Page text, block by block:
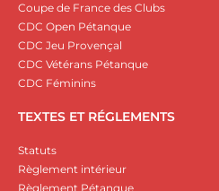
Coupe de France des Clubs
CDC Open Pétanque
CDC Jeu Provençal
CDC Vétérans Pétanque
CDC Féminins
TEXTES ET RÉGLEMENTS
Statuts
Règlement intérieur
Règlement Pétanque